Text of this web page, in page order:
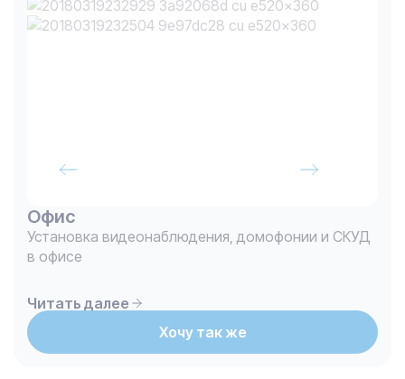
Офис
Установка видеонаблюдения, домофонии и СКУД
в офисе
Читать далее
Хочу так же